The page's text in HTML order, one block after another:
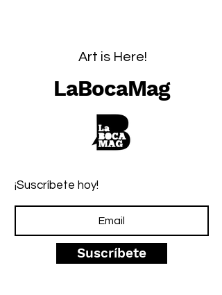
¡Suscríbete hoy!
Suscríbete
LaBocaMag
Art is Here!